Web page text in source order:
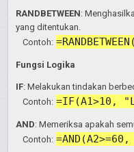
RANDBETWEEN:
yang ditentukan.
Contoh:
Fungsi Logika
IF: Melakukan tindakan
Contoh: =IF(A1>10,
AND: Memeriksa apakah
Contoh: